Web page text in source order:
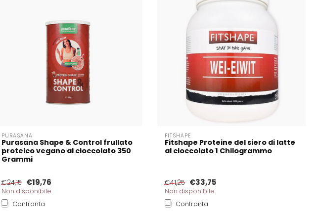
PURASANA
Purasana Shape & Control frullato
proteico vegano al cioccolato 350
Grammi
€24,15 €19,76
Non disponibile
Confronta
FITSHAPE
Fitshape Proteine del siero di latte
al cioccolato 1 Chilogrammo
€41,25 €33,75
Non disponibile
Confronta